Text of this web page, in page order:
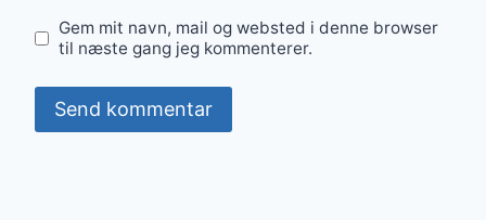
Gem mit navn, mail og websted i denne browser
til næste gang jeg kommenterer.